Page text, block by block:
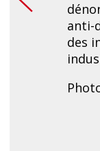
anti-
des